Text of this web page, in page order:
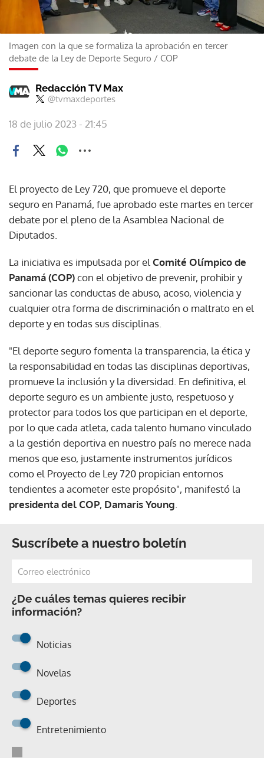
Imagen con la que se formaliza la aprobación en tercer
debate de la Ley de Deporte Seguro / COP
Redacción TV Max
@tvmaxdeportes
18 de julio 2023 - 21:45
El proyecto de Ley 720, que promueve el deporte
seguro en Panamá, fue aprobado este martes en tercer
debate por el pleno de la Asamblea Nacional de
Diputados.
La iniciativa es impulsada por el Comité Olímpico de
Panamá (COP)con el objetivo de prevenir, prohibir y
sancionar las conductas de abuso, acoso, violencia y
cualquier otra forma de discriminación o maltrato en el
deporte y en todas sus disciplinas.
"El deporte seguro fomenta la transparencia, la ética y
la responsabilidad en todas las disciplinas deportivas,
promueve la inclusión y la diversidad. En definitiva, el
deporte seguro es un ambiente justo, respetuoso y
protector para todos los que participan en el deporte,
por lo que cada atleta, cada talento humano vinculado
a la gestión deportiva en nuestro país no merece nada
menos que eso, justamente instrumentos jurídicos
como el Proyecto de Ley 720 propician entornos
tendientes a acometer este propósito", manifestó la
presidenta del COP, Damaris Young
Suscríbete a nuestro boletín
¿De cuáles temas quieres recibir
información?
Noticias
Novelas
Deportes
Entretenimiento